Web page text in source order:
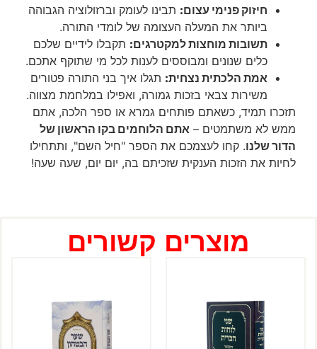
חיזוק פנימי עצום:תבינו לעומק וברזולוציה הגבוהה
ביותר את המעלה העצומה של לומדי התורה.
תשובות מוחצות למקטרגים:תקבלו לידיים שלכם
כלים שנונים ומבוססים לענות לכל מי שתוקף אתכם.
אמת הלכתית נצחית:תגלו איך בני התורה פטורים
משירות צבאי בזכות גמורה, ואפילו במלחמת מצווה.
תזכרו תמיד, כשאתם פותחים גמרא או ספר הלכה, אתם
ממש לא משתמטים – אתם הלוחמים בקו הראשון של
הדור שלנו. קחו לעצמכם את הספר "חיל השם", ותתחילו
לחיות את הזכות הענקית שזכיתם בה, יום יום, שעה שעה!
מוצרים קשורים